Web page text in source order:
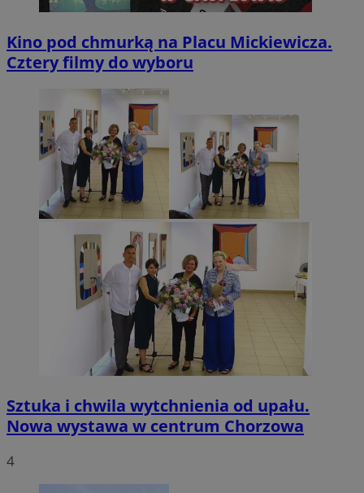
Kino pod chmurką na Placu Mickiewicza.
Cztery filmy do wyboru
Sztuka i chwila wytchnienia od upału.
Nowa wystawa w centrum Chorzowa
4